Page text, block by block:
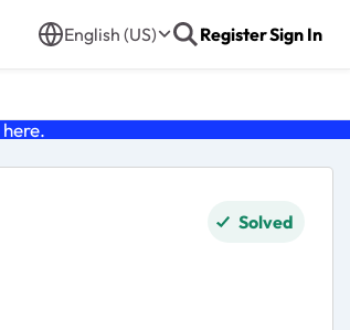
English (US) RegisterSign In
here.
Solved